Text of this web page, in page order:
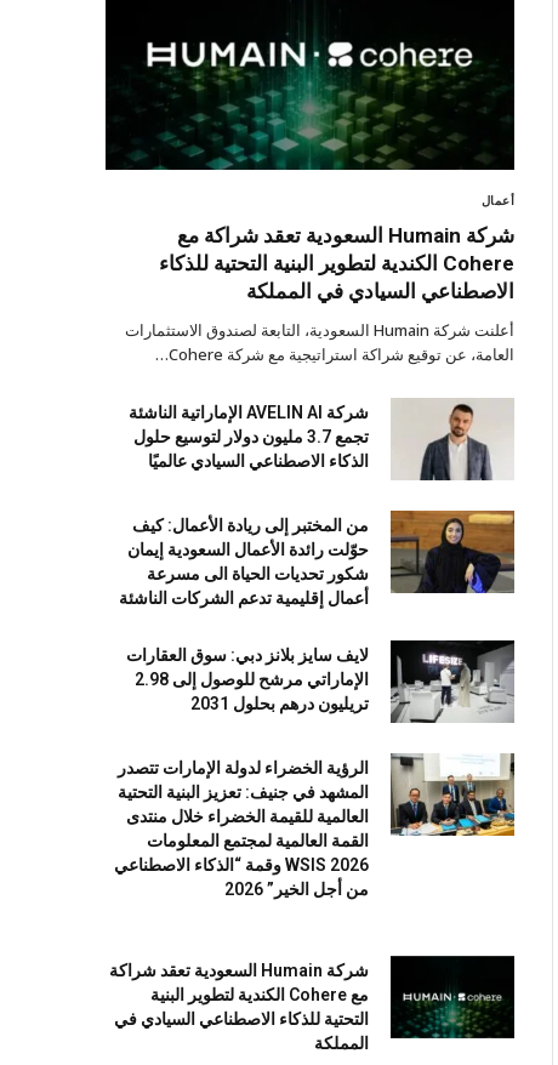
أعمال
شركة Humain السعودية تعقد شراكة مع
Cohere الكندية لتطوير البنية التحتية للذكاء
الاصطناعي السيادي في المملكة
أعلنت شركة Humain السعودية، التابعة لصندوق الاستثمارات
العامة، عن توقيع شراكة استراتيجية مع شركة Cohere…
شركة AVELIN AI الإماراتية الناشئة
تجمع 3.7 مليون دولار لتوسيع حلول
الذكاء الاصطناعي السيادي عالميًا
من المختبر إلى ريادة الأعمال: كيف
حوّلت رائدة الأعمال السعودية إيمان
شكور تحديات الحياة الى مسرعة
أعمال إقليمية تدعم الشركات الناشئة
لايف سايز بلانز دبي: سوق العقارات
الإماراتي مرشح للوصول إلى 2.98
تريليون درهم بحلول 2031
الرؤية الخضراء لدولة الإمارات تتصدر
المشهد في جنيف: تعزيز البنية التحتية
العالمية للقيمة الخضراء خلال منتدى
القمة العالمية لمجتمع المعلومات
WSIS 2026 وقمة “الذكاء الاصطناعي
من أجل الخير” 2026
شركة Humain السعودية تعقد شراكة
مع Cohere الكندية لتطوير البنية
التحتية للذكاء الاصطناعي السيادي في
المملكة